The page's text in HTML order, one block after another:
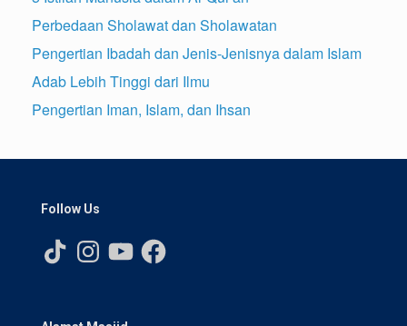
Perbedaan Sholawat dan Sholawatan
Pengertian Ibadah dan Jenis-Jenisnya dalam Islam
Adab Lebih Tinggi dari Ilmu
Pengertian Iman, Islam, dan Ihsan
Follow Us
TikTok InstagramYouTubeFacebook